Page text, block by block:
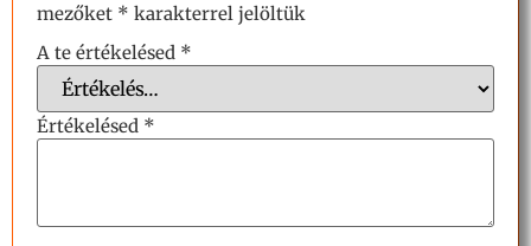
mezőket * karakterrel jelöltük
A te értékelésed *
Értékelésed *